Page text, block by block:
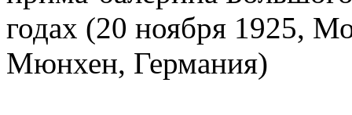
годах (20 ноября 1925,
Мюнхен, Германия)